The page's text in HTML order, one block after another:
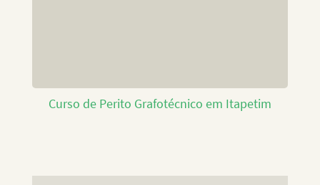
Curso de Perito Grafotécnico em Itapetim